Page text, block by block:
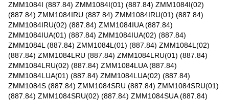
ZMM1084I (887.84) ZMM1084I(01) (887.84) ZMM1084I(02)
(887.84) ZMM1084IRU (887.84) ZMM1084IRU(01) (887.84)
ZMM1084IRU(02) (887.84) ZMM1084IUA (887.84)
ZMM1084IUA(01) (887.84) ZMM1084IUA(02) (887.84)
ZMM1084L (887.84) ZMM1084L(01) (887.84) ZMM1084L(02)
(887.84) ZMM1084LRU (887.84) ZMM1084LRU(01) (887.84)
ZMM1084LRU(02) (887.84) ZMM1084LUA (887.84)
ZMM1084LUA(01) (887.84) ZMM1084LUA(02) (887.84)
ZMM1084S (887.84) ZMM1084SRU (887.84) ZMM1084SRU(01)
(887.84) ZMM1084SRU(02) (887.84) ZMM1084SUA (887.84)